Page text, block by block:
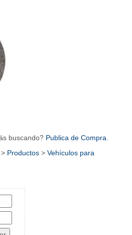
buscando? Publica de Compra
> Productos > Vehículos para